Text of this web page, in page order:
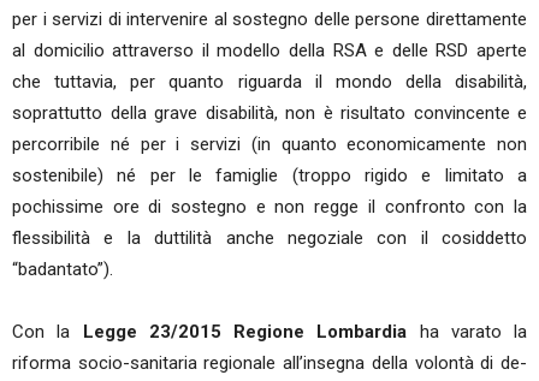
per i servizi di intervenire al sostegno delle persone direttamente
al domicilio attraverso il modello della RSA e delle RSD aperte
che tuttavia, per quanto riguarda il mondo della disabilità,
soprattutto della grave disabilità, non è risultato convincente e
percorribile né per i servizi (in quanto economicamente non
sostenibile) né per le famiglie (troppo rigido e limitato a
pochissime ore di sostegno e non regge il confronto con la
flessibilità e la duttilità anche negoziale con il cosiddetto
“badantato”).
Con la Legge 23/2015 Regione Lombardia ha varato la
riforma socio-sanitaria regionale all’insegna della volontà di de-